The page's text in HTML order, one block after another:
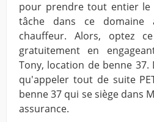
pour prendre tout entier le
tâche dans ce domaine
chauffeur. Alors, optez
gratuitement en
Tony, location de benne
qu'appeler tout de suite
benne 37 qui se siège dans
assurance.